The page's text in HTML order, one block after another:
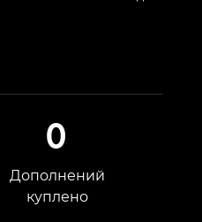
0
Дополнений
куплено